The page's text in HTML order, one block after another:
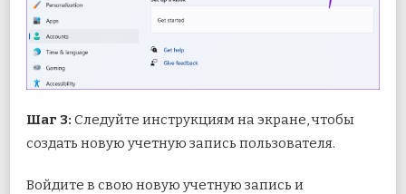
Шаг 3: Следуйте инструкциям на экране, чтобы
создать новую учетную запись пользователя.
Войдите в свою новую учетную запись и